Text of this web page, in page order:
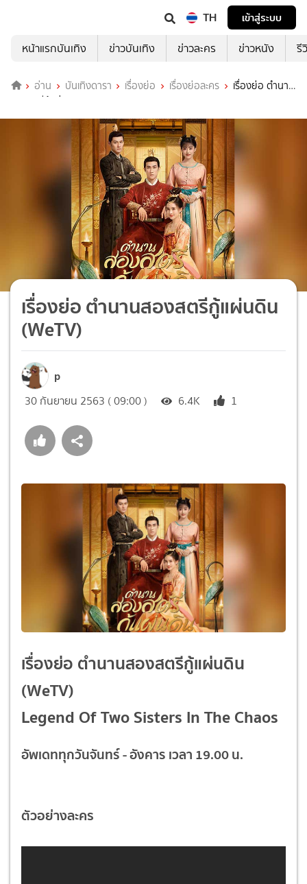
TH
เข้าสู่ระบบ
หน้าแรกบันเทิง
ข่าวบันเทิง ข่าวละคร ข่าวหนัง รี
อ่าน บันเทิงดารา เรื่องย่อ เรื่องย่อละคร
เรื่องย่อ ตำนาน
สองสตรีกู้แผ่นดิน (WeTV)
เรื่องย่อ ตำนานสองสตรีกู้แผ่นดิน
(WeTV)
p
30 กันยายน 2563 ( 09:00 ) 6.4K 1
เรื่องย่อ ตำนานสองสตรีกู้แผ่นดิน
(WeTV)
Legend Of Two Sisters In The Chaos
อัพเดททุกวันจันทร์ - อังคาร เวลา 19.00 น.
ตัวอย่างละคร